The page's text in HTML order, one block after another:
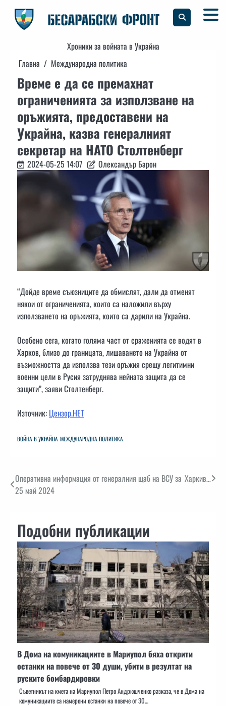
content
Хроники за войната в Украйна
Главна
Международна политика
Време е да се премахнат
ограниченията за използване на
оръжията, предоставени на
Украйна, казва генералният
секретар на НАТО Столтенберг
2024-05-25 14:07 Олександър Барон
“Дойде време съюзниците да обмислят, дали да отменят
някои от ограниченията, които са наложили върху
използването на оръжията, които са дарили на Украйна.
Особено сега, когато голяма част от сраженията се водят в
Харков, близо до границата, лишаването на Украйна от
възможността да използва тези оръжия срещу легитимни
военни цели в Русия затруднява нейната защита да се
защити”, заяви Столтенберг.
Източник: Цензор.НЕТ
ВОЙНА В УКРАЙНА МЕЖДУНАРОДНА ПОЛИТИКА
Навигация
Оперативна информация от генералния щаб на ВСУ за
25 май 2024
Харкив…
Подобни публикации
В Дома на комуникациите в Мариупол бяха открити
останки на повече от 30 души, убити в резултат на
руските бомбардировки
Съветникът на кмета на Мариупол Петро Андрюшченко разказа, че в Дома на
комуникациите са намерени останки на повече от 30…